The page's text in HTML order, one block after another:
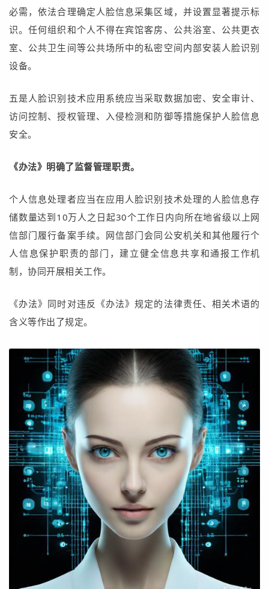
必需，依法合理确定人脸信息采集区域，并设置显著提示标
识。任何组织和个人不得在宾馆客房、公共浴室、公共更衣
室、公共卫生间等公共场所中的私密空间内部安装人脸识别
设备。
五是人脸识别技术应用系统应当采取数据加密、安全审计、
访问控制、授权管理、入侵检测和防御等措施保护人脸信息
安全。
《办法》明确了监督管理职责。
个人信息处理者应当在应用人脸识别技术处理的人脸信息存
储数量达到10万人之日起30个工作日内向所在地省级以上网
信部门履行备案手续。网信部门会同公安机关和其他履行个
人信息保护职责的部门，建立健全信息共享和通报工作机
制，协同开展相关工作。
《办法》同时对违反《办法》规定的法律责任、相关术语的
含义等作出了规定。